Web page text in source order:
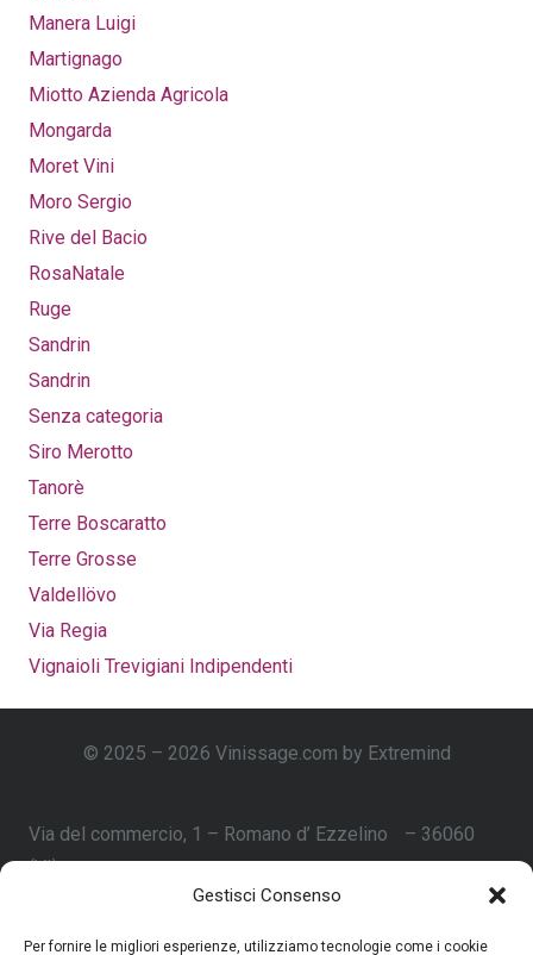
Gestisci Consenso
Per fornire le migliori esperienze, utilizziamo tecnologie come i cookie
Manera Luigi
Martignago
Miotto Azienda Agricola
Mongarda
Moret Vini
Moro Sergio
Rive del Bacio
RosaNatale
Ruge
Sandrin
Sandrin
Senza categoria
Siro Merotto
Tanorè
Terre Boscaratto
Terre Grosse
Valdellövo
Via Regia
Vignaioli Trevigiani Indipendenti
© 2025 – 2026 Vinissage.com by Extremind
Via del commercio, 1 – Romano d’ Ezzelino – 36060
(VI)